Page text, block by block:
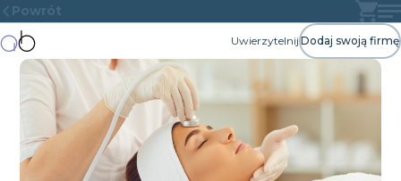
Powrót
UwierzytelnijDodaj swoją firmę